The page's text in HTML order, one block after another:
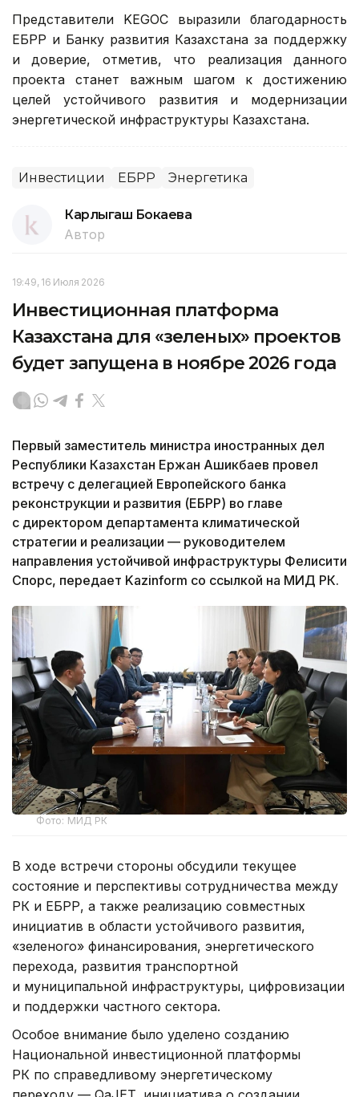
Представители KEGOC выразили благодарность
ЕБРР и Банку развития Казахстана за поддержку
и доверие, отметив, что реализация данного
проекта станет важным шагом к достижению
целей устойчивого развития и модернизации
энергетической инфраструктуры Казахстана.
Инвестиции ЕБРР Энергетика
Карлыгаш Бокаева
Автор
19:49, 16 Июля 2026
Инвестиционная платформа
Казахстана для «зеленых» проектов
будет запущена в ноябре 2026 года
Первый заместитель министра иностранных дел
Республики Казахстан Ержан Ашикбаев провел
встречу с делегацией Европейского банка
реконструкции и развития (ЕБРР) во главе
с директором департамента климатической
стратегии и реализации — руководителем
направления устойчивой инфраструктуры Фелисити
Спорс, передает Kazinform со ссылкой на МИД РК.
Фото: МИД РК
В ходе встречи стороны обсудили текущее
состояние и перспективы сотрудничества между
РК и ЕБРР, а также реализацию совместных
инициатив в области устойчивого развития,
«зеленого» финансирования, энергетического
перехода, развития транспортной
и муниципальной инфраструктуры, цифровизации
и поддержки частного сектора.
Особое внимание было уделено созданию
Национальной инвестиционной платформы
РК по справедливому энергетическому